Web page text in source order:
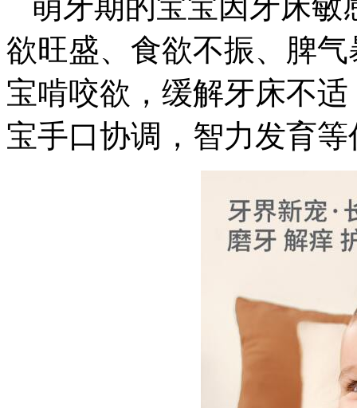
欲旺盛、食欲不振、脾
宝啃咬欲，缓解牙床不
宝手口协调，智力发育等